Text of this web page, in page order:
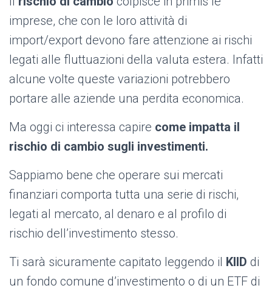
imprese, che con le loro attività di
import/export devono fare attenzione ai rischi
legati alle fluttuazioni della valuta estera. Infatti
alcune volte queste variazioni potrebbero
portare alle aziende una perdita economica.
Ma oggi ci interessa capire come impatta il
rischio di cambio sugli investimenti.
Sappiamo bene che operare sui mercati
finanziari comporta tutta una serie di rischi,
legati al mercato, al denaro e al profilo di
rischio dell’investimento stesso.
Ti sarà sicuramente capitato leggendo il KIID di
un fondo comune d’investimento o di un ETF di